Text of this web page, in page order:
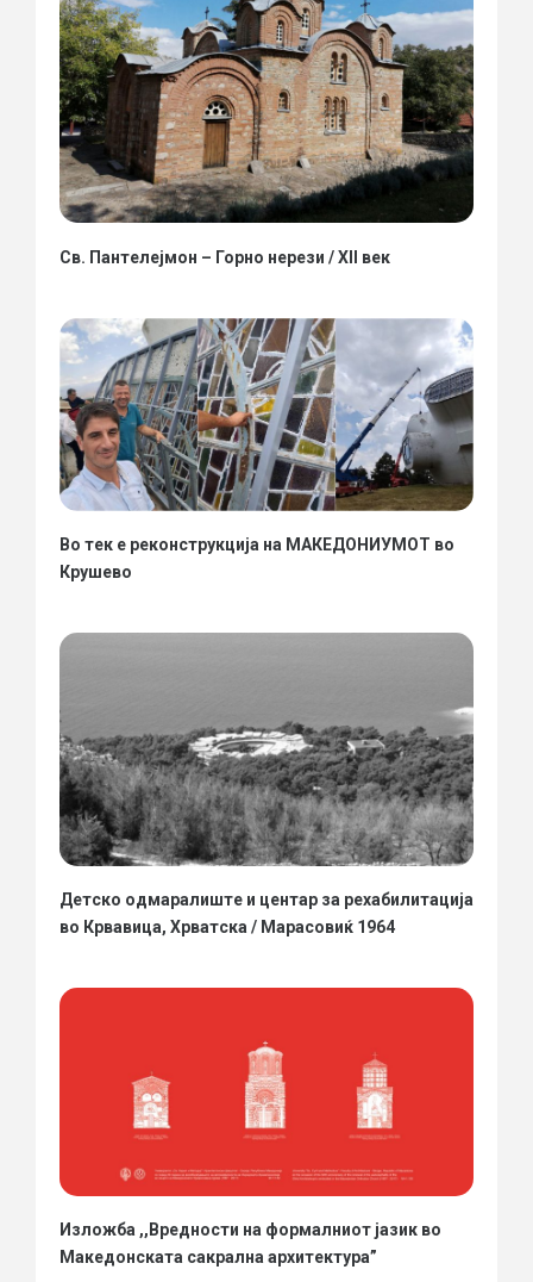
Св. Пантелејмон – Горно нерези / XII век
Во тек е реконструкција на МАКЕДОНИУМОТ во
Крушево
Детско одмаралиште и центар за рехабилитација
во Крвавица, Хрватска / Марасовиќ 1964
Изложба ,,Вредности на формалниот јазик во
Македонската сакрална архитектура”